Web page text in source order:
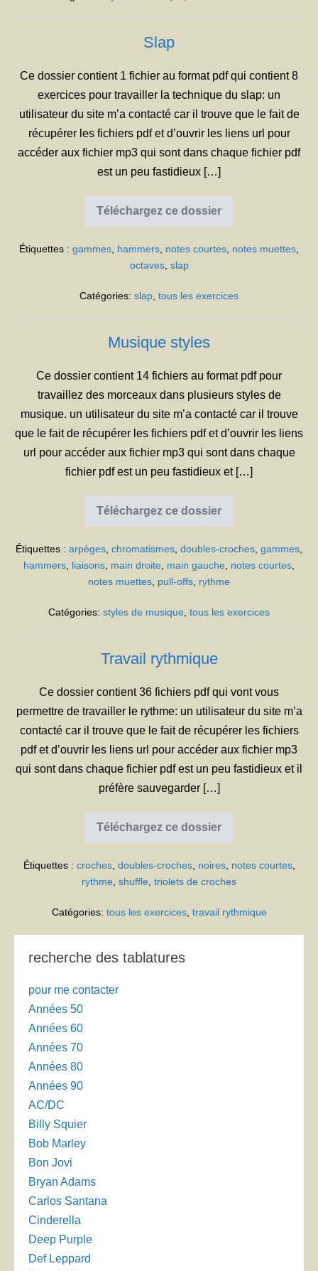
Slap
Ce dossier contient 1 fichier au format pdf qui contient 8
exercices pour travailler la technique du slap: un
utilisateur du site m’a contacté car il trouve que le fait de
récupérer les fichiers pdf et d’ouvrir les liens url pour
accéder aux fichier mp3 qui sont dans chaque fichier pdf
est un peu fastidieux […]
Téléchargez ce dossier
Slap
Étiquettes : gammes, hammers, notes courtes, notes muettes,
octaves, slap
Catégories: slap, tous les exercices
Musique styles
Ce dossier contient 14 fichiers au format pdf pour
travaillez des morceaux dans plusieurs styles de
musique. un utilisateur du site m’a contacté car il trouve
que le fait de récupérer les fichiers pdf et d’ouvrir les liens
url pour accéder aux fichier mp3 qui sont dans chaque
fichier pdf est un peu fastidieux et […]
Téléchargez ce dossier
Musique
styles
Étiquettes : arpèges, chromatismes, doubles-croches, gammes,
hammers, liaisons, main droite, main gauche, notes courtes,
notes muettes, pull-offs, rythme
Catégories: styles de musique, tous les exercices
Travail rythmique
Ce dossier contient 36 fichiers pdf qui vont vous
permettre de travailler le rythme: un utilisateur du site m’a
contacté car il trouve que le fait de récupérer les fichiers
pdf et d’ouvrir les liens url pour accéder aux fichier mp3
qui sont dans chaque fichier pdf est un peu fastidieux et il
préfère sauvegarder […]
Téléchargez ce dossier
Travail
rythmique
Étiquettes : croches, doubles-croches, noires, notes courtes,
rythme, shuffle, triolets de croches
Catégories: tous les exercices, travail rythmique
recherche des tablatures
pour me contacter
Années 50
Années 60
Années 70
Années 80
Années 90
AC/DC
Billy Squier
Bob Marley
Bon Jovi
Bryan Adams
Carlos Santana
Cinderella
Deep Purple
Def Leppard